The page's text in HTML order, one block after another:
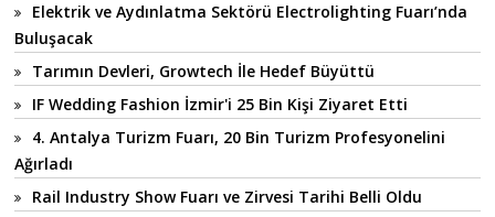
Elektrik ve Aydınlatma Sektörü Electrolighting Fuarı’nda
Buluşacak
Tarımın Devleri, Growtech İle Hedef Büyüttü
IF Wedding Fashion İzmir'i 25 Bin Kişi Ziyaret Etti
4. Antalya Turizm Fuarı, 20 Bin Turizm Profesyonelini
Ağırladı
Rail Industry Show Fuarı ve Zirvesi Tarihi Belli Oldu